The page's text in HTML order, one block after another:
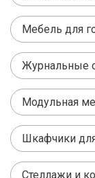
Мебель для
Журнальные
Модульная
Шкафчики
Стеллажи и